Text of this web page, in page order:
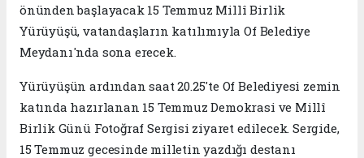
önünden başlayacak 15 Temmuz Millî Birlik
Yürüyüşü, vatandaşların katılımıyla Of Belediye
Meydanı'nda sona erecek.
Yürüyüşün ardından saat 20.25'te Of Belediyesi zemin
katında hazırlanan 15 Temmuz Demokrasi ve Millî
Birlik Günü Fotoğraf Sergisi ziyaret edilecek. Sergide,
15 Temmuz gecesinde milletin yazdığı destanı